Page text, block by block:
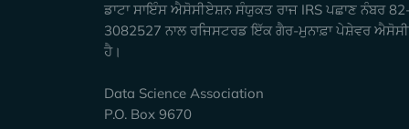
ਡਾਟਾ ਸਾਇੰਸ ਐਸੋਸੀਏਸ਼ਨ ਸੰਯੁਕਤ ਰਾਜ IRS ਪਛਾਣ ਨੰਬਰ
3082527 ਨਾਲ ਰਜਿਸਟਰਡ ਇੱਕ ਗੈਰ-ਮੁਨਾਫ਼ਾ ਪੇਸ਼ੇਵਰ
ਹੈ।
Data Science Association
P.O. Box 9670